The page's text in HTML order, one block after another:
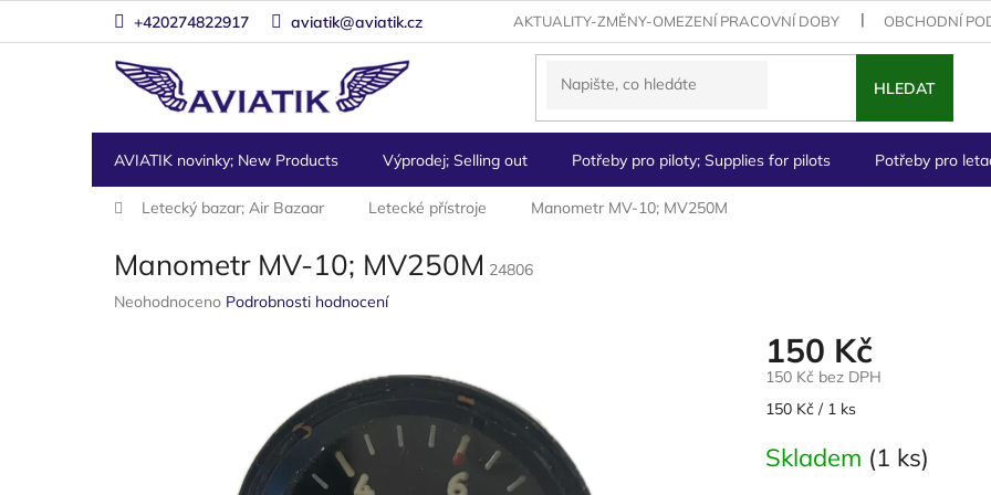
+420274822917 aviatik@aviatik.cz AKTUALITY-ZMĚNY-OMEZENÍ PRACOVNÍ DOBY OBCHODNÍ
HLEDAT
AVIATIK novinky; New Products Výprodej; Selling out Potřeby pro piloty; Supplies for pilots Potřeby pro
Letecký bazar; Air Bazaar Letecké přístroje Manometr MV-10; MV250M
Manometr MV-10; MV250M 24806
Průměrné
Neohodnoceno Podrobnosti hodnocení
150 Kč
150 Kč bez DPH
Měrná
150 Kč / 1 ks
Skladem (1 ks)